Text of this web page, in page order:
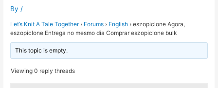
By /
Let’s Knit A Tale Together › Forums › English › eszopiclone Agora,
eszopiclone Entrega no mesmo dia Comprar eszopiclone bulk
This topic is empty.
Viewing 0 reply threads